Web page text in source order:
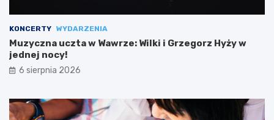
KONCERTY WYDARZENIA
Muzyczna uczta w Wawrze: Wilki i Grzegorz Hyży w
jednej nocy!
6 sierpnia 2026